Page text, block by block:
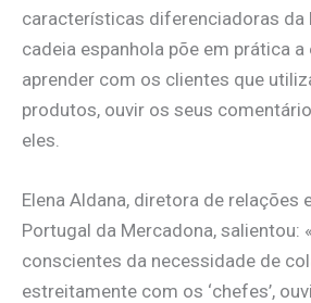
características diferenciadoras da
cadeia espanhola põe em prática
aprender com os clientes que
produtos, ouvir os seus
eles.
Elena Aldana, diretora de relações
Portugal da Mercadona, salientou:
conscientes da necessidade de
estreitamente com os ‘chefes’,